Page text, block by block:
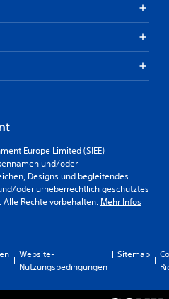
Europe Limited (SIEE)
und/oder
Designs und begleitendes
oder urheberrechtlich geschütztes
Rechte vorbehalten. Mehr Infos
Website-
Nutzungsbedingungen
Sitemap